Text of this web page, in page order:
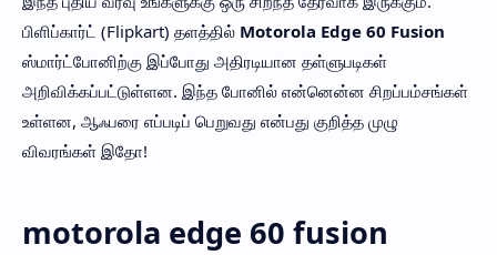
பிளிப்கார்ட் (Flipkart) தளத்தில் Motorola Edge 60 Fusion
ஸ்மார்ட்போனிற்கு இப்போது அதிரடியான தள்ளுபடிகள்
அறிவிக்கப்பட்டுள்ளன. இந்த போனில் என்னென்ன சிறப்பம்சங்கள்
உள்ளன, ஆஃபரை எப்படிப் பெறுவது என்பது குறித்த முழு
விவரங்கள் இதோ!
motorola edge 60 fusion